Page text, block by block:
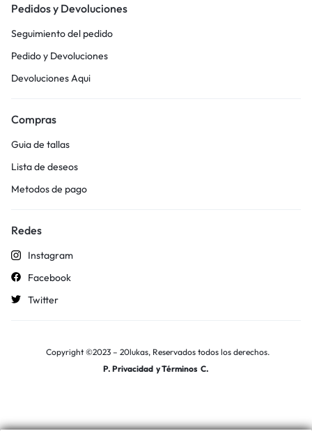
Pedidos y Devoluciones
Seguimiento del pedido
Pedido y Devoluciones
Devoluciones Aqui
Compras
Guia de tallas
Lista de deseos
Metodos de pago
Redes
Instagram
Facebook
Twitter
Copyright ©2023 – 20lukas, Reservados todos los derechos.
P. Privacidad yTérminos C.